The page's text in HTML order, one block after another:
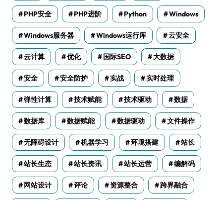
PHP安全 PHP进阶 Python Windows
Windows服务器 Windows运行库 云安全
云计算 优化 国际SEO 大数据
安全 安全防护 实战 实时处理
弹性计算 技术赋能 技术驱动 数据
数据库 数据赋能 数据驱动 文件操作
无障碍设计 机器学习 环境搭建 站长
站长生态 站长资讯 站长运营 编解码
网站设计 评论 资源整合 跨界融合